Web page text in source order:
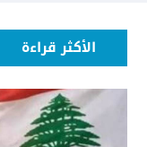
الأكثر قراءة